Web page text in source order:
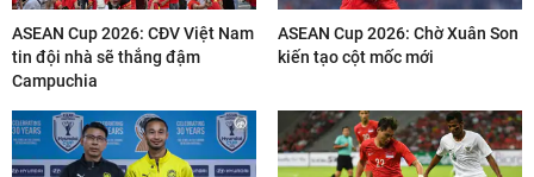
ASEAN Cup 2026: CĐV Việt Nam
tin đội nhà sẽ thắng đậm
Campuchia
ASEAN Cup 2026: Chờ Xuân Son
kiến tạo cột mốc mới